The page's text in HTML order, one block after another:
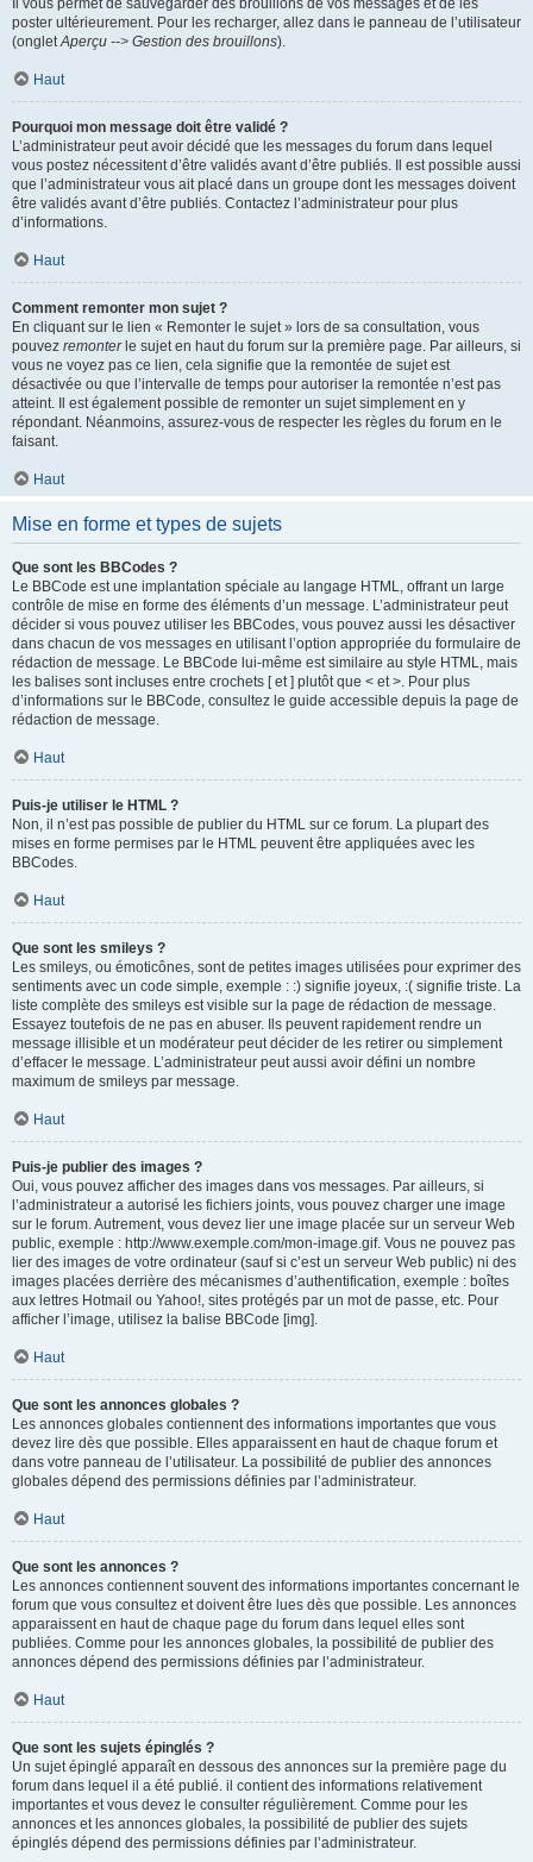
Il vous permet de sauvegarder des brouillons de vos messages et de les
poster ultérieurement. Pour les recharger, allez dans le panneau de l’utilisateur
(ongletAperçu --> Gestion des brouillons).
Haut
Pourquoi mon message doit être validé ?
L’administrateur peut avoir décidé que les messages du forum dans lequel
vous postez nécessitent d’être validés avant d’être publiés. Il est possible aussi
que l’administrateur vous ait placé dans un groupe dont les messages doivent
être validés avant d’être publiés. Contactez l’administrateur pour plus
d’informations.
Haut
Comment remonter mon sujet ?
En cliquant sur le lien « Remonter le sujet » lors de sa consultation, vous
pouvez remonterle sujet en haut du forum sur la première page. Par ailleurs, si
vous ne voyez pas ce lien, cela signifie que la remontée de sujet est
désactivée ou que l’intervalle de temps pour autoriser la remontée n’est pas
atteint. Il est également possible de remonter un sujet simplement en y
répondant. Néanmoins, assurez-vous de respecter les règles du forum en le
faisant.
Haut
Mise en forme et types de sujets
Que sont les BBCodes ?
Le BBCode est une implantation spéciale au langage HTML, offrant un large
contrôle de mise en forme des éléments d’un message. L’administrateur peut
décider si vous pouvez utiliser les BBCodes, vous pouvez aussi les désactiver
dans chacun de vos messages en utilisant l’option appropriée du formulaire de
rédaction de message. Le BBCode lui-même est similaire au style HTML, mais
les balises sont incluses entre crochets [ et ] plutôt que < et >. Pour plus
d’informations sur le BBCode, consultez le guide accessible depuis la page de
rédaction de message.
Haut
Puis-je utiliser le HTML ?
Non, il n’est pas possible de publier du HTML sur ce forum. La plupart des
mises en forme permises par le HTML peuvent être appliquées avec les
BBCodes.
Haut
Que sont les smileys ?
Les smileys, ou émoticônes, sont de petites images utilisées pour exprimer des
sentiments avec un code simple, exemple : :) signifie joyeux, :( signifie triste. La
liste complète des smileys est visible sur la page de rédaction de message.
Essayez toutefois de ne pas en abuser. Ils peuvent rapidement rendre un
message illisible et un modérateur peut décider de les retirer ou simplement
d’effacer le message. L’administrateur peut aussi avoir défini un nombre
maximum de smileys par message.
Haut
Puis-je publier des images ?
Oui, vous pouvez afficher des images dans vos messages. Par ailleurs, si
l’administrateur a autorisé les fichiers joints, vous pouvez charger une image
sur le forum. Autrement, vous devez lier une image placée sur un serveur Web
public, exemple : http://www.exemple.com/mon-image.gif. Vous ne pouvez pas
lier des images de votre ordinateur (sauf si c’est un serveur Web public) ni des
images placées derrière des mécanismes d’authentification, exemple : boîtes
aux lettres Hotmail ou Yahoo!, sites protégés par un mot de passe, etc. Pour
afficher l’image, utilisez la balise BBCode [img].
Haut
Que sont les annonces globales ?
Les annonces globales contiennent des informations importantes que vous
devez lire dès que possible. Elles apparaissent en haut de chaque forum et
dans votre panneau de l’utilisateur. La possibilité de publier des annonces
globales dépend des permissions définies par l’administrateur.
Haut
Que sont les annonces ?
Les annonces contiennent souvent des informations importantes concernant le
forum que vous consultez et doivent être lues dès que possible. Les annonces
apparaissent en haut de chaque page du forum dans lequel elles sont
publiées. Comme pour les annonces globales, la possibilité de publier des
annonces dépend des permissions définies par l’administrateur.
Haut
Que sont les sujets épinglés ?
Un sujet épinglé apparaît en dessous des annonces sur la première page du
forum dans lequel il a été publié. il contient des informations relativement
importantes et vous devez le consulter régulièrement. Comme pour les
annonces et les annonces globales, la possibilité de publier des sujets
épinglés dépend des permissions définies par l’administrateur.